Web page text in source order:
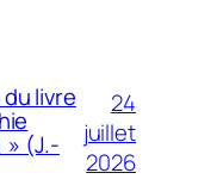
livre
» (J.-
24
juillet
2026